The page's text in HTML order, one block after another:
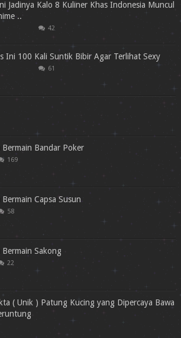
Jadinya Kalo 8 Kuliner Khas Indonesia Muncul
..
42
Ini 100 Kali Suntik Bibir Agar Terlihat Sexy
61
Bermain Bandar Poker
169
Bermain Capsa Susun
58
Bermain Sakong
22
( Unik ) Patung Kucing yang Dipercaya Bawa